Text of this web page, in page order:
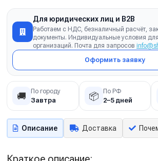
Для юридических лиц и B2B
Работаем с НДС, безналичный расчёт,
документы. Индивидуальные условия
организаций. Почта для запросов
Оформить заявку
🚚 По городу
Завтра 📦 По РФ
2–5 дней
Описание Доставка